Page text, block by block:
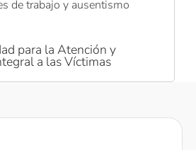
de trabajo y ausentismo
para la Atención y
a las Víctimas